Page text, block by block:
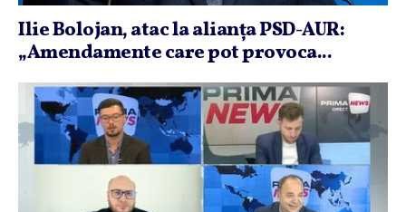
Ilie Bolojan, atac la alianţa PSD-AUR:
„Amendamente care pot provoca...